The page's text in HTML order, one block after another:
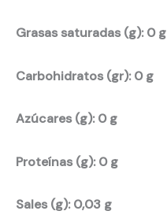
Grasas saturadas (g): 0 g
Carbohidratos (gr): 0 g
Azúcares (g): 0 g
Proteínas (g): 0 g
Sales (g): 0,03 g